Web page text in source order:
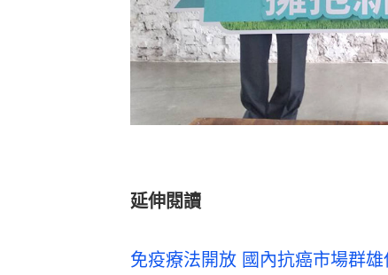
延伸閱讀
免疫療法開放 國內抗癌市場群